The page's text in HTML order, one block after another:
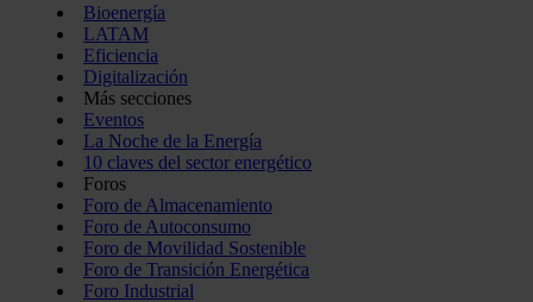
Bioenergía
LATAM
Eficiencia
Digitalización
Más secciones
Eventos
La Noche de la Energía
10 claves del sector energético
Foros
Foro de Almacenamiento
Foro de Autoconsumo
Foro de Movilidad Sostenible
Foro de Transición Energética
Foro Industrial